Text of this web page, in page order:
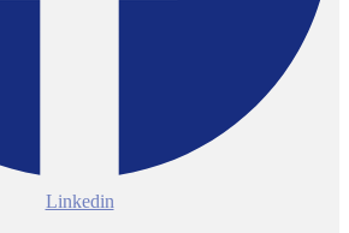
Linkedin